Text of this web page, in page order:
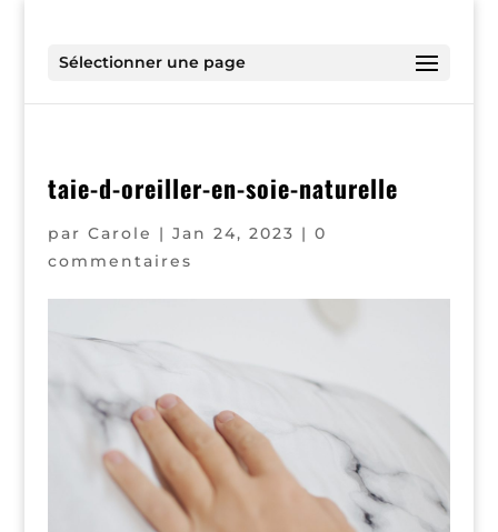
Sélectionner une page
taie-d-oreiller-en-soie-naturelle
par Carole | Jan 24, 2023 | 0
commentaires